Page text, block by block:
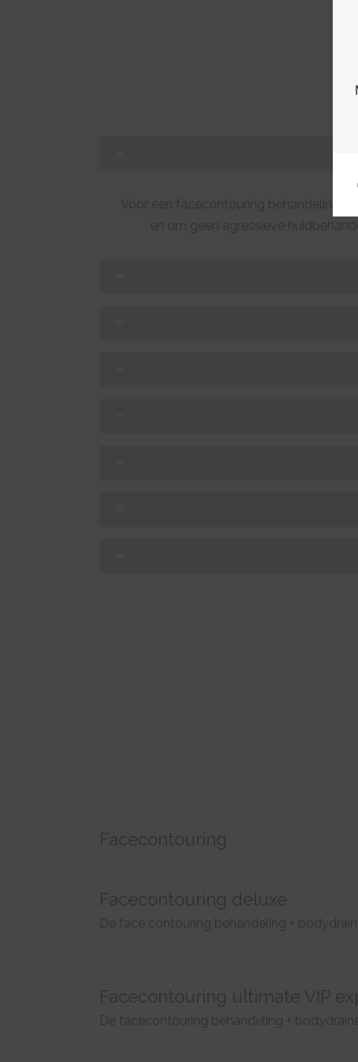
Voor een facecontouring behandeling
en om geen agressieve
Facecontouring
Facecontouring deluxe
De face contouring behandeling +
Facecontouring ultimate VIP
De facecontouring behandeling +